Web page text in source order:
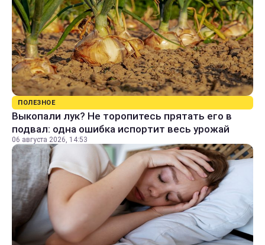
ПОЛЕЗНОЕ
Выкопали лук? Не торопитесь прятать его в
подвал: одна ошибка испортит весь урожай
06 августа 2026, 14:53